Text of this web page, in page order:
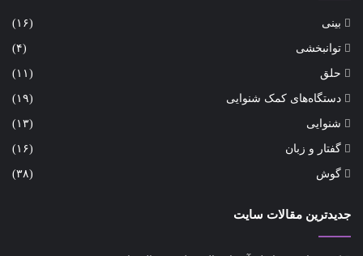
بینی (۱۶)
توانبخشی (۴)
حلق (۱۱)
دستگاه‌های کمک شنوایی (۱۹)
شنوایی (۱۳)
گفتار و زبان (۱۶)
گوش (۳۸)
جدیدترین مقالات سایت